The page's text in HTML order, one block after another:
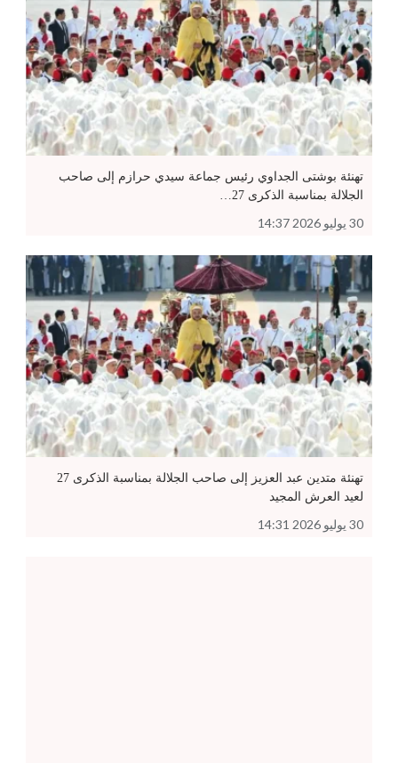
تهنئة بوشتى الجداوي رئيس جماعة سيدي حرازم إلى صاحب
الجلالة بمناسبة الذكرى 27…
30 يوليو 2026 14:37
تهنئة متدين عبد العزيز إلى صاحب الجلالة بمناسبة الذكرى 27
لعيد العرش المجيد
30 يوليو 2026 14:31